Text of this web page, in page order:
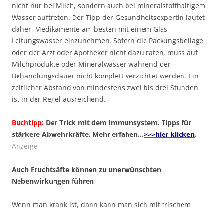
nicht nur bei Milch, sondern auch bei mineralstoffhaltigem
Wasser auftreten. Der Tipp der Gesundheitsexpertin lautet
daher, Medikamente am besten mit einem Glas
Leitungswasser einzunehmen. Sofern die Packungsbeilage
oder der Arzt oder Apotheker nicht dazu raten, muss auf
Milchprodukte oder Mineralwasser während der
Behandlungsdauer nicht komplett verzichtet werden. Ein
zeitlicher Abstand von mindestens zwei bis drei Stunden
ist in der Regel ausreichend.
Buchtipp: Der Trick mit dem Immunsystem. Tipps für
stärkere Abwehrkräfte. Mehr erfahen…>>>hier klicken.
Anzeige
Auch Fruchtsäfte können zu unerwünschten
Nebenwirkungen führen
Wenn man krank ist, dann kann man sich mit frischem